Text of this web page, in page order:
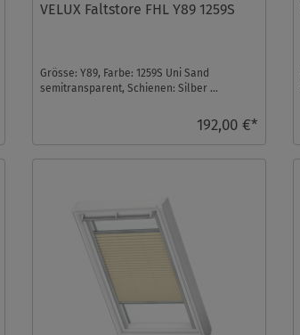
VELUX Faltstore FHL Y89 1259S
Grösse: Y89, Farbe: 1259S Uni Sand
semitransparent, Schienen: Silber ...
192,00 €*